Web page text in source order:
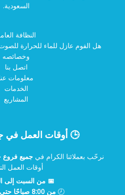
السعودية.
النظافة
هل الفوم عازل للماء للحرارة
وخصائصه
اتصل بنا
معلومات
الخدمات
المشاريع
🕒 أوقات العمل في
نرحّب بعملائنا الكرام فيجميع فروع
أوقات العمل
📅 من السبت إلى
🕗 من 8:00 صباحًا حتى 5:30 مساءً